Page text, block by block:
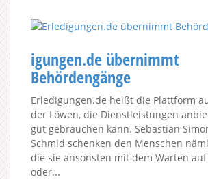
igungen.de übernimmt
Behördengänge
Erledigungen.de heißt die Plattform
der Löwen, die Dienstleistungen
gut gebrauchen kann. Sebastian
Schmid schenken den Menschen
die sie ansonsten mit dem Warten
oder...